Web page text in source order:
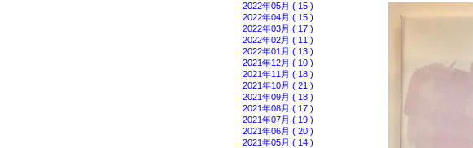
2022年05月 ( 15 )
2022年04月 ( 15 )
2022年03月 ( 17 )
2022年02月 ( 11 )
2022年01月 ( 13 )
2021年12月 ( 10 )
2021年11月 ( 18 )
2021年10月 ( 21 )
2021年09月 ( 18 )
2021年08月 ( 17 )
2021年07月 ( 19 )
2021年06月 ( 20 )
2021年05月 ( 14 )